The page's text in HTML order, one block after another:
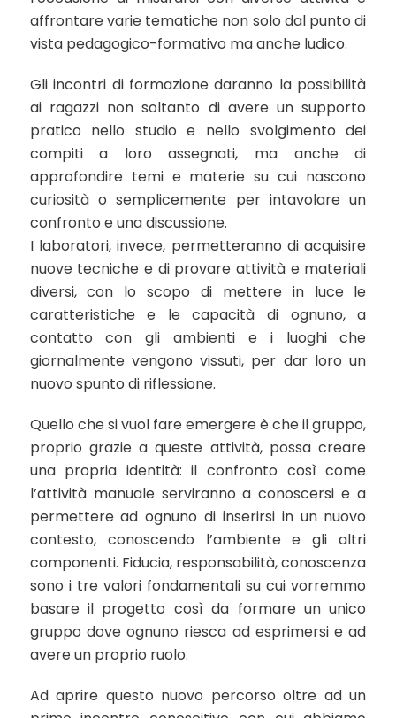
affrontare varie tematiche non solo dal punto di
vista pedagogico-formativo ma anche ludico.
Gli incontri di formazione daranno la possibilità
ai ragazzi non soltanto di avere un supporto
pratico nello studio e nello svolgimento dei
compiti a loro assegnati, ma anche di
approfondire temi e materie su cui nascono
curiosità o semplicemente per intavolare un
confronto e una discussione.
I laboratori, invece, permetteranno di acquisire
nuove tecniche e di provare attività e materiali
diversi, con lo scopo di mettere in luce le
caratteristiche e le capacità di ognuno, a
contatto con gli ambienti e i luoghi che
giornalmente vengono vissuti, per dar loro un
nuovo spunto di riflessione.
Quello che si vuol fare emergere è che il gruppo,
proprio grazie a queste attività, possa creare
una propria identità: il confronto così come
l’attività manuale serviranno a conoscersi e a
permettere ad ognuno di inserirsi in un nuovo
contesto, conoscendo l’ambiente e gli altri
componenti. Fiducia, responsabilità, conoscenza
sono i tre valori fondamentali su cui vorremmo
basare il progetto così da formare un unico
gruppo dove ognuno riesca ad esprimersi e ad
avere un proprio ruolo.
Ad aprire questo nuovo percorso oltre ad un